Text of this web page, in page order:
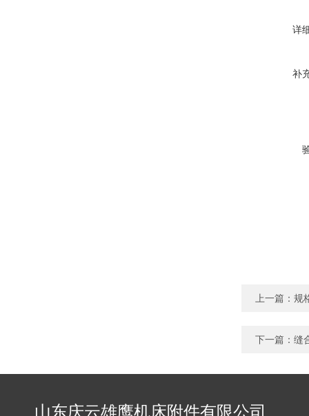
详
补
上一篇： 规
下一篇： 缝
山东庆云雄鹰机床附件有限公司